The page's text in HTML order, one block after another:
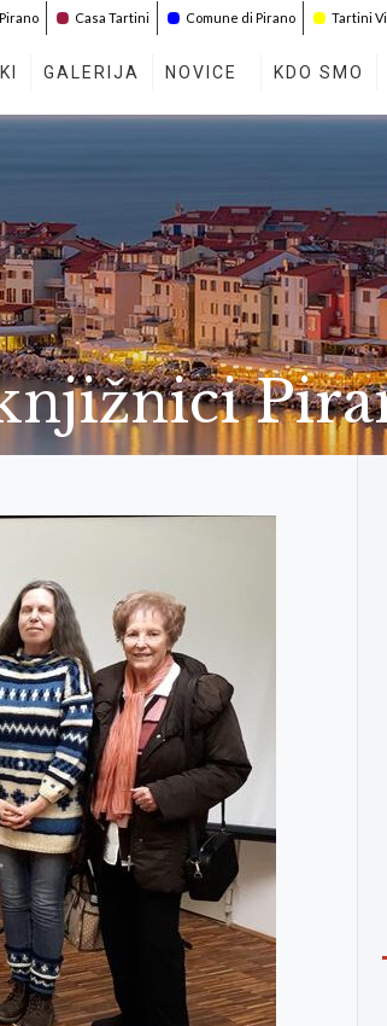
Casa Tartini Comune di Pirano Tartini
GALERIJA NOVICE KDO SMO